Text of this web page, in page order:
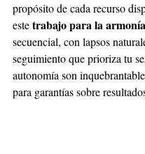
propósito de cada recurso
estetrabajo para la
secuencial, con lapsos
seguimiento que prioriza tu
autonomía son
para garantías sobre